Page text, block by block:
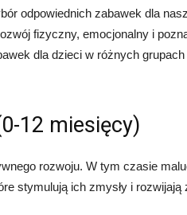
odpowiednich zabawek dla
fizyczny, emocjonalny i
dla dzieci w różnych
12 miesięcy)
rozwoju. W tym czasie
stymulują ich zmysły i